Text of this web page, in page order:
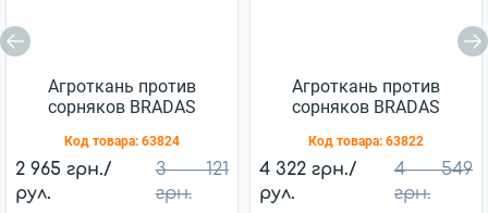
Агроткань против
сорняков BRADAS
1,1x100 м, AT9411100
Код товара: 63824
2 965 грн./
рул.
3 121
грн.
Агроткань против
сорняков BRADAS
1,6x100 м, AT9416100
Код товара: 63822
4 322 грн./
рул.
4 549
грн.